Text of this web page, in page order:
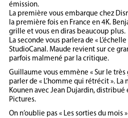
émission.
La première vous embarque chez
la première fois en France en 4K.
grille et vous en diras beaucoup plus.
La seconde vous parlera de «
StudioCanal. Maude revient sur ce
parfois malmené par la critique.
Guillaume vous emmène « Sur le très
parler de « L’homme qui rétrécit ». La
Kounen avec Jean Dujardin, distribué
Pictures.
On n’oublie pas « Les sorties du mois